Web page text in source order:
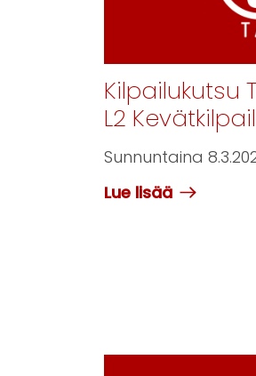
Kilpailukutsu
L2
Sunnuntaina
Lue lisää